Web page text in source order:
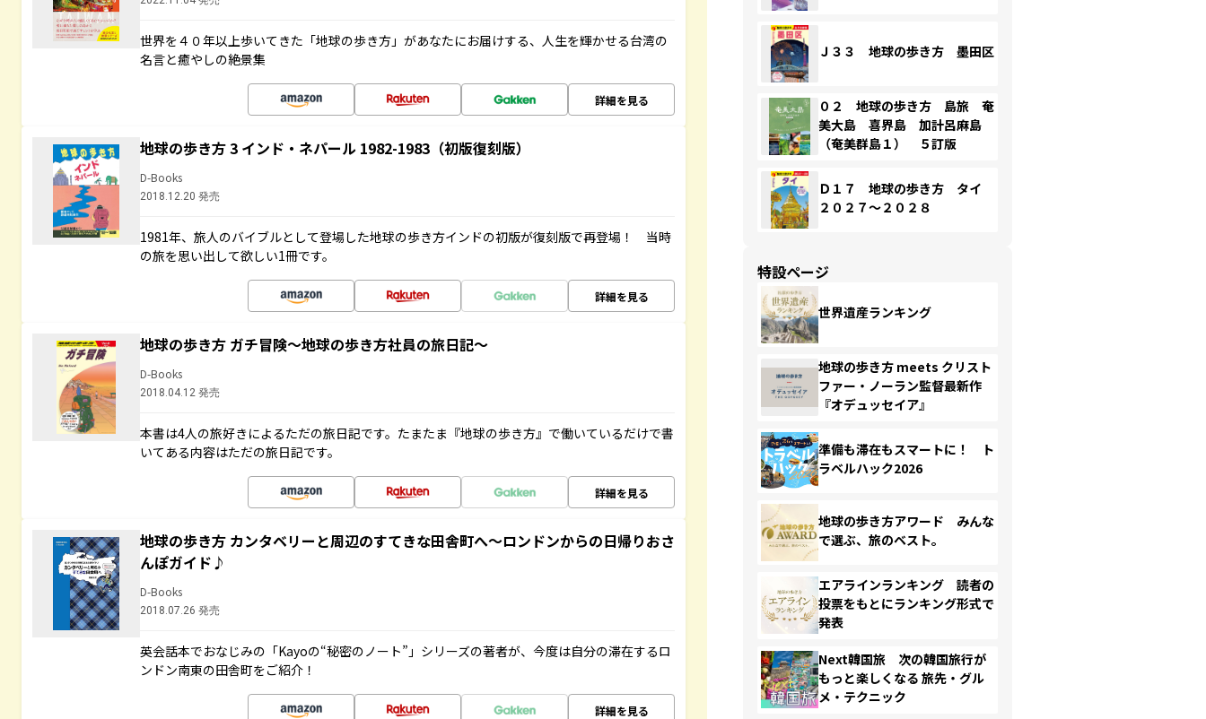
世界を４０年以上歩いてきた「地球の歩き方」があなたにお届けする、人生を輝かせる台湾の
名言と癒やしの絶景集
詳細を見る
地球の歩き方 3 インド・ネパール 1982-1983（初版復刻版）
D-Books
2018.12.20 発売
1981年、旅人のバイブルとして登場した地球の歩き方インドの初版が復刻版で再登場！ 当時
の旅を思い出して欲しい1冊です。
詳細を見る
地球の歩き方 ガチ冒険～地球の歩き方社員の旅日記～
D-Books
2018.04.12 発売
本書は4人の旅好きによるただの旅日記です。たまたま『地球の歩き方』で働いているだけで書
いてある内容はただの旅日記です。
詳細を見る
地球の歩き方 カンタベリーと周辺のすてきな田舎町へ～ロンドンからの日帰りおさ
んぽガイド♪
D-Books
2018.07.26 発売
英会話本でおなじみの「Kayoの“秘密のノート”」シリーズの著者が、今度は自分の滞在するロ
ンドン南東の田舎町をご紹介！
詳細を見る
Ｊ３３ 地球の歩き方 墨田区
０２ 地球の歩き方 島旅 奄
美大島 喜界島 加計呂麻島
（奄美群島１） ５訂版
Ｄ１７ 地球の歩き方 タイ
２０２７～２０２８
特設ページ
世界遺産ランキング
地球の歩き方 meets クリスト
ファー・ノーラン監督最新作
『オデュッセイア』
準備も滞在もスマートに！ ト
ラベルハック2026
地球の歩き方アワード みんな
で選ぶ、旅のベスト。
エアラインランキング 読者の
投票をもとにランキング形式で
発表
Next韓国旅 次の韓国旅行が
もっと楽しくなる 旅先・グル
メ・テクニック